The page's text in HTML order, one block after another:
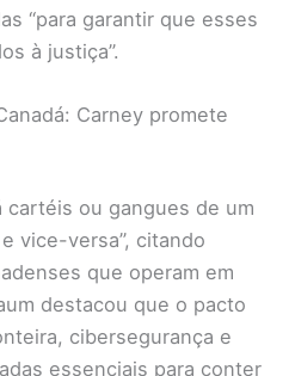
“para garantir que esses
à justiça”.
Carney promete
cartéis ou gangues de um
vice-versa”, citando
que operam em
destacou que o pacto
cibersegurança e
essenciais para conter